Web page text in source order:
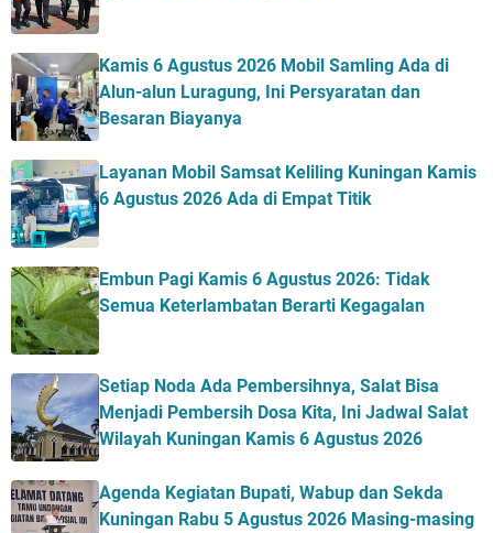
Kamis 6 Agustus 2026 Mobil Samling Ada di
Alun-alun Luragung, Ini Persyaratan dan
Besaran Biayanya
Layanan Mobil Samsat Keliling Kuningan Kamis
6 Agustus 2026 Ada di Empat Titik
Embun Pagi Kamis 6 Agustus 2026: Tidak
Semua Keterlambatan Berarti Kegagalan
Setiap Noda Ada Pembersihnya, Salat Bisa
Menjadi Pembersih Dosa Kita, Ini Jadwal Salat
Wilayah Kuningan Kamis 6 Agustus 2026
Agenda Kegiatan Bupati, Wabup dan Sekda
Kuningan Rabu 5 Agustus 2026 Masing-masing